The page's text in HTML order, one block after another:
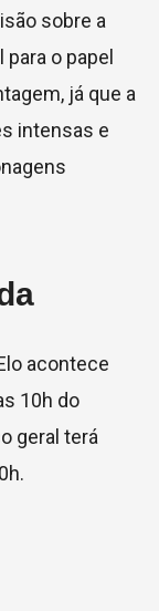
sobre a
o papel
já que a
intensas e
acontece
10h do
geral terá